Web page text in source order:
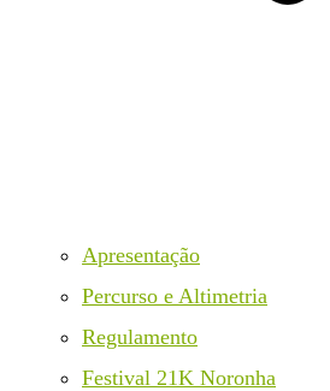
Apresentação
Percurso e Altimetria
Regulamento
Festival 21K Noronha